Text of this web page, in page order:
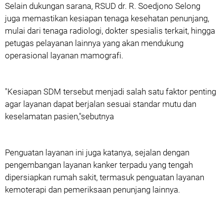
Selain dukungan sarana, RSUD dr. R. Soedjono Selong
juga memastikan kesiapan tenaga kesehatan penunjang,
mulai dari tenaga radiologi, dokter spesialis terkait, hingga
petugas pelayanan lainnya yang akan mendukung
operasional layanan mamografi.
"Kesiapan SDM tersebut menjadi salah satu faktor penting
agar layanan dapat berjalan sesuai standar mutu dan
keselamatan pasien,"sebutnya
Penguatan layanan ini juga katanya, sejalan dengan
pengembangan layanan kanker terpadu yang tengah
dipersiapkan rumah sakit, termasuk penguatan layanan
kemoterapi dan pemeriksaan penunjang lainnya.